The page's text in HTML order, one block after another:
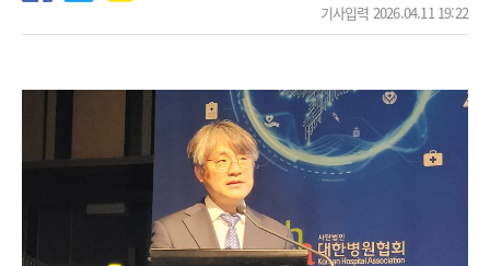
기사입력 2026.04.11 19:22